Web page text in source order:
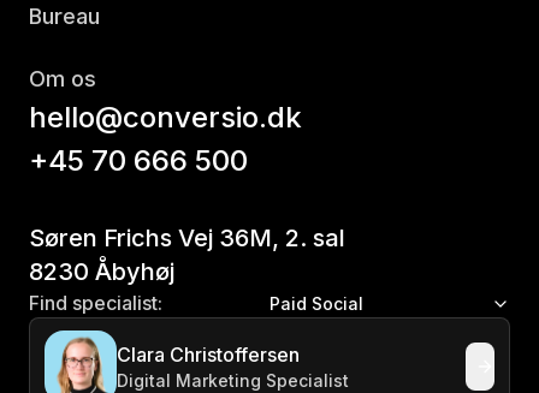
Bureau
Om os
hello@conversio.dk
+45 70 666 500
Søren Frichs Vej 36M, 2. sal
8230 Åbyhøj
Find specialist: Paid Social
Clara Christoffersen
Digital Marketing Specialist